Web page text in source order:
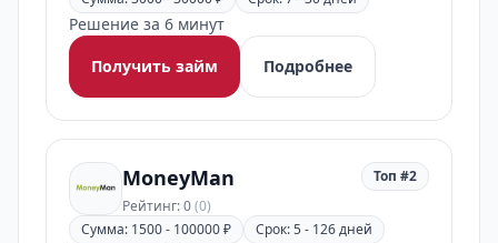
Решение за 6 минут
Получить займ
Подробнее
MoneyMan
Рейтинг: 0(0)
Топ #2
Сумма: 1500 - 100000 ₽ Срок: 5 - 126 дней